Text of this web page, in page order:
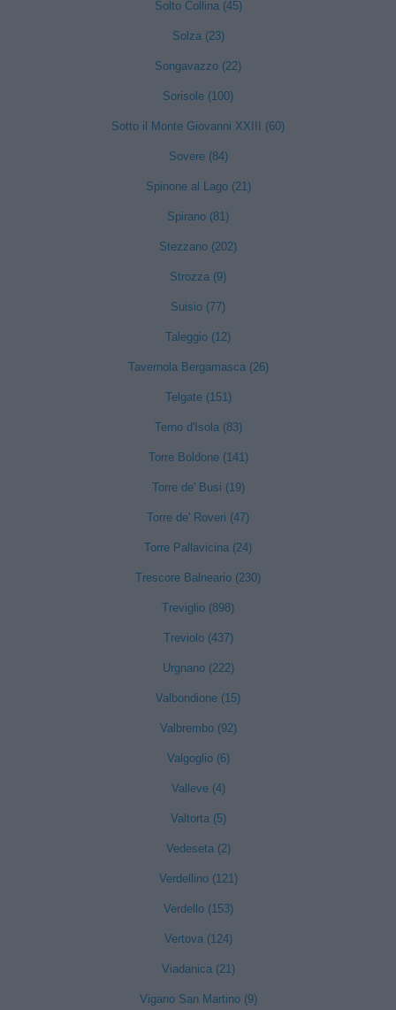
Solto Collina (45)
Solza (23)
Songavazzo (22)
Sorisole (100)
Sotto il Monte Giovanni XXIII (60)
Sovere (84)
Spinone al Lago (21)
Spirano (81)
Stezzano (202)
Strozza (9)
Suisio (77)
Taleggio (12)
Tavernola Bergamasca (26)
Telgate (151)
Terno d'Isola (83)
Torre Boldone (141)
Torre de' Busi (19)
Torre de' Roveri (47)
Torre Pallavicina (24)
Trescore Balneario (230)
Treviglio (898)
Treviolo (437)
Urgnano (222)
Valbondione (15)
Valbrembo (92)
Valgoglio (6)
Valleve (4)
Valtorta (5)
Vedeseta (2)
Verdellino (121)
Verdello (153)
Vertova (124)
Viadanica (21)
Vigano San Martino (9)